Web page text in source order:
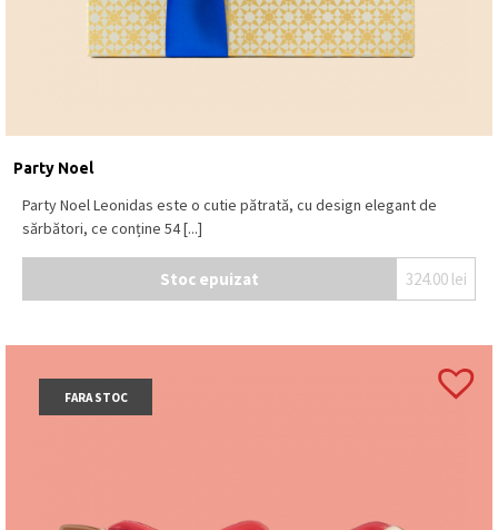
aspectului colorat și aromelor diverse.
Ce tip de textură au jeleurile?
Jeleurile au o textură moale și ușor elastică.
copii sau momente de răsfăț.
Produsele sunt realizate în Belgia, conform
Party Noel
Party Noel Leonidas este o cutie pătrată, cu design elegant de
sărbători, ce conține 54 [...]
Stoc epuizat 324.00 lei
FARA STOC